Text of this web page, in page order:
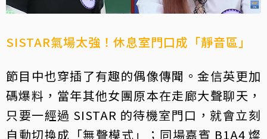
SISTAR氣場太強！休息室門口成「靜音區」
節目中也穿插了有趣的偶像傳聞。金信英更加
碼爆料，當年其他女團原本在走廊大聲聊天，
只要一經過 SISTAR 的待機室門口，就會立刻
自動切換成「無聲模式」；同場嘉賓 B1A4 燦